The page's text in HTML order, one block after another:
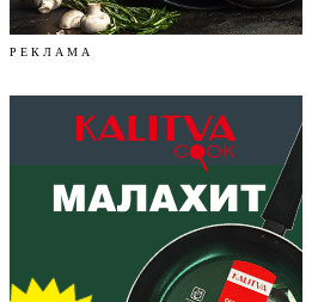
Р Е К Л А М А